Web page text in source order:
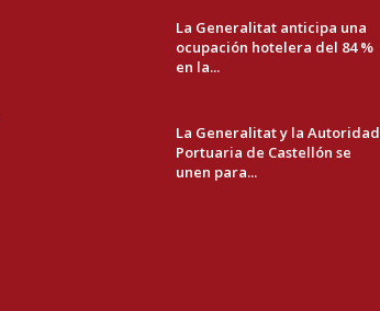
La Generalitat anticipa una
ocupación hotelera del 84 %
en la...
La Generalitat y la Autoridad
Portuaria de Castellón se
unen para...